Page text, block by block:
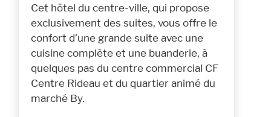
Cet hôtel du centre-ville, qui propose
exclusivement des suites, vous offre le
confort d’une grande suite avec une
cuisine complète et une buanderie, à
quelques pas du centre commercial CF
Centre Rideau et du quartier animé du
marché By.